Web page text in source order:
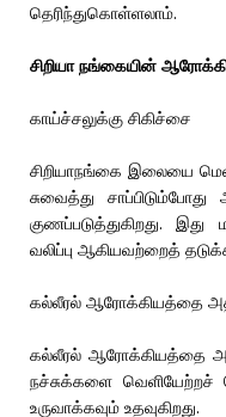
தெரிந்துகொள்ளலாம்.
சிறியா நங்கையின்
காய்ச்சலுக்கு சிகிச்சை
சிறியாநங்கை இலையை
சுவைத்து
குணப்படுத்துகிறது.
வலிப்பு ஆகியவற்றைத்
கல்லீரல் ஆரோக்கியத்தை
கல்லீரல் ஆரோக்கியத்தை
நச்சுக்களை வெளியேற்றச்
உருவாக்கவும் உதவுகிறது.